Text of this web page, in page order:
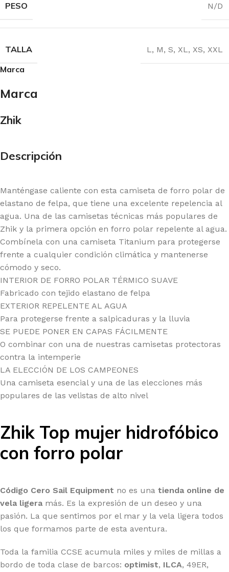
PESO N/D
TALLA L, M, S, XL, XS, XXL
Marca
Marca
Zhik
Descripción
Manténgase caliente con esta camiseta de forro polar de
elastano de felpa, que tiene una excelente repelencia al
agua. Una de las camisetas técnicas más populares de
Zhik y la primera opción en forro polar repelente al agua.
Combínela con una camiseta Titanium para protegerse
frente a cualquier condición climática y mantenerse
cómodo y seco.
INTERIOR DE FORRO POLAR TÉRMICO SUAVE
Fabricado con tejido elastano de felpa
EXTERIOR REPELENTE AL AGUA
Para protegerse frente a salpicaduras y la lluvia
SE PUEDE PONER EN CAPAS FÁCILMENTE
O combinar con una de nuestras camisetas protectoras
contra la intemperie
LA ELECCIÓN DE LOS CAMPEONES
Una camiseta esencial y una de las elecciones más
populares de las velistas de alto nivel
Zhik Top mujer hidrofóbico
con forro polar
Código Cero Sail Equipment no es una tienda online de
vela ligera más. Es la expresión de un deseo y una
pasión. La que sentimos por el mar y la vela ligera todos
los que formamos parte de esta aventura.
Toda la familia CCSE acumula miles y miles de millas a
bordo de toda clase de barcos: optimist, ILCA, 49ER,